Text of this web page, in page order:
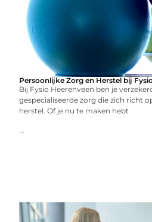
Persoonlijke Zorg en Herstel bij
Bij Fysio Heerenveen ben je
gespecialiseerde zorg die zich richt
herstel. Of je nu te maken hebt
...